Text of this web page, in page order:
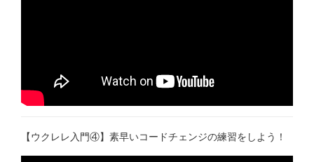
【ウクレレ入門④】素早いコードチェンジの練習をしよう！